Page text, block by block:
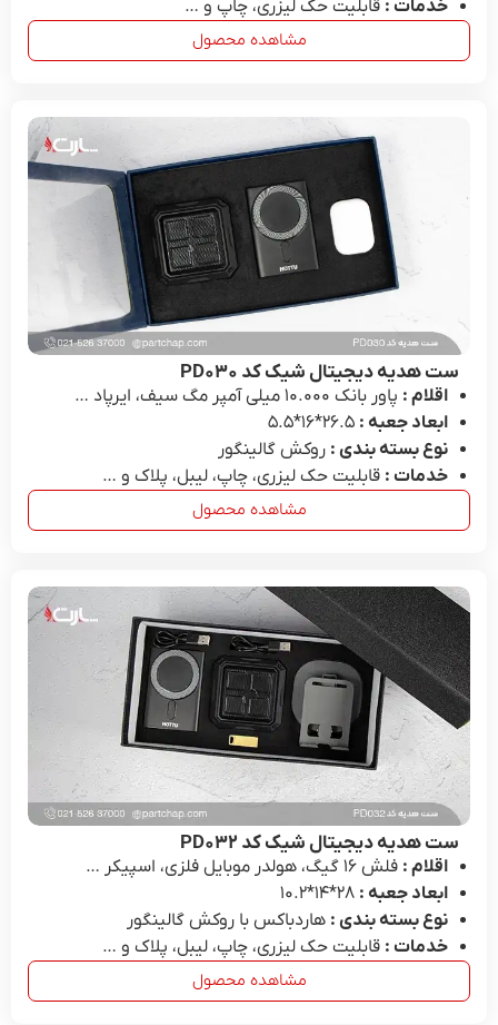
خدمات : قابلیت حک لیزری، چاپ و …
مشاهده محصول
ست هدیه دیجیتال شیک کد PD۰۳۰
اقلام : پاور بانک ۱۰.۰۰۰ میلی آمپر مگ سیف، ایرپاد …
ابعاد جعبه :
نوع بسته بندی : روکش گالینگور
خدمات : قابلیت حک لیزری، چاپ، لیبل، پلاک و …
مشاهده محصول
ست هدیه دیجیتال شیک کد PD۰۳۲
اقلام : فلش ۱۶ گیگ، هولدر موبایل فلزی، اسپیکر …
ابعاد جعبه :
نوع بسته بندی : هاردباکس با روکش گالینگور
خدمات : قابلیت حک لیزری، چاپ، لیبل، پلاک و …
مشاهده محصول